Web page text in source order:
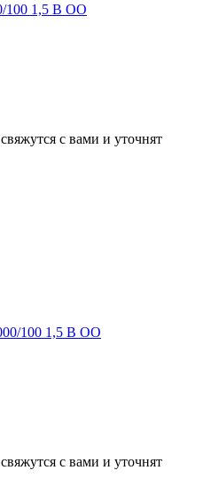
100 1,5 В ОО
с вами и уточнят
100 1,5 В ОО
с вами и уточнят